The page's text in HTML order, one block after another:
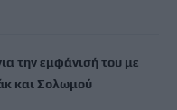
την εμφάνισή του με
και Σολωμού